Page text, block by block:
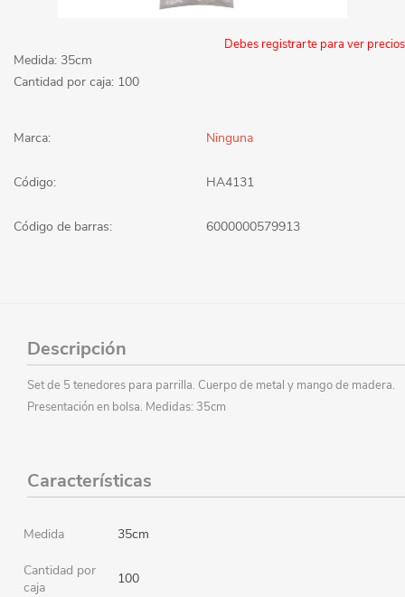
Debes registrarte para ver precios
Medida: 35cm
Cantidad por caja: 100
Marca: Ninguna
Código: HA4131
Código de barras: 6000000579913
Descripción
Set de 5 tenedores para parrilla. Cuerpo de metal y mango de madera.
Presentación en bolsa. Medidas: 35cm
Características
Medida 35cm
Cantidad por
caja
100